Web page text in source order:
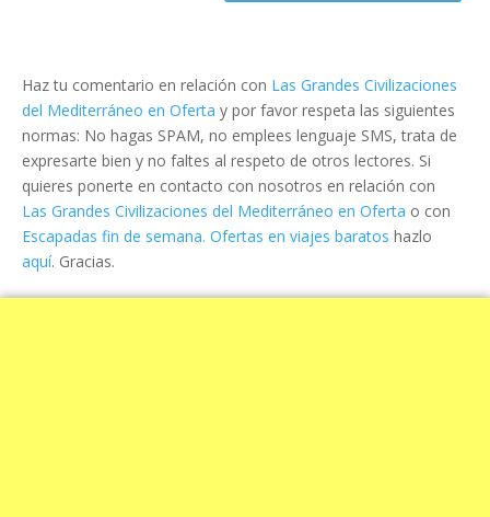
Haz tu comentario en relación con Las Grandes Civilizaciones
del Mediterráneo en Oferta y por favor respeta las siguientes
normas: No hagas SPAM, no emplees lenguaje SMS, trata de
expresarte bien y no faltes al respeto de otros lectores. Si
quieres ponerte en contacto con nosotros en relación con
Las Grandes Civilizaciones del Mediterráneo en Oferta o con
Escapadas fin de semana. Ofertas en viajes baratos hazlo
aquí. Gracias.